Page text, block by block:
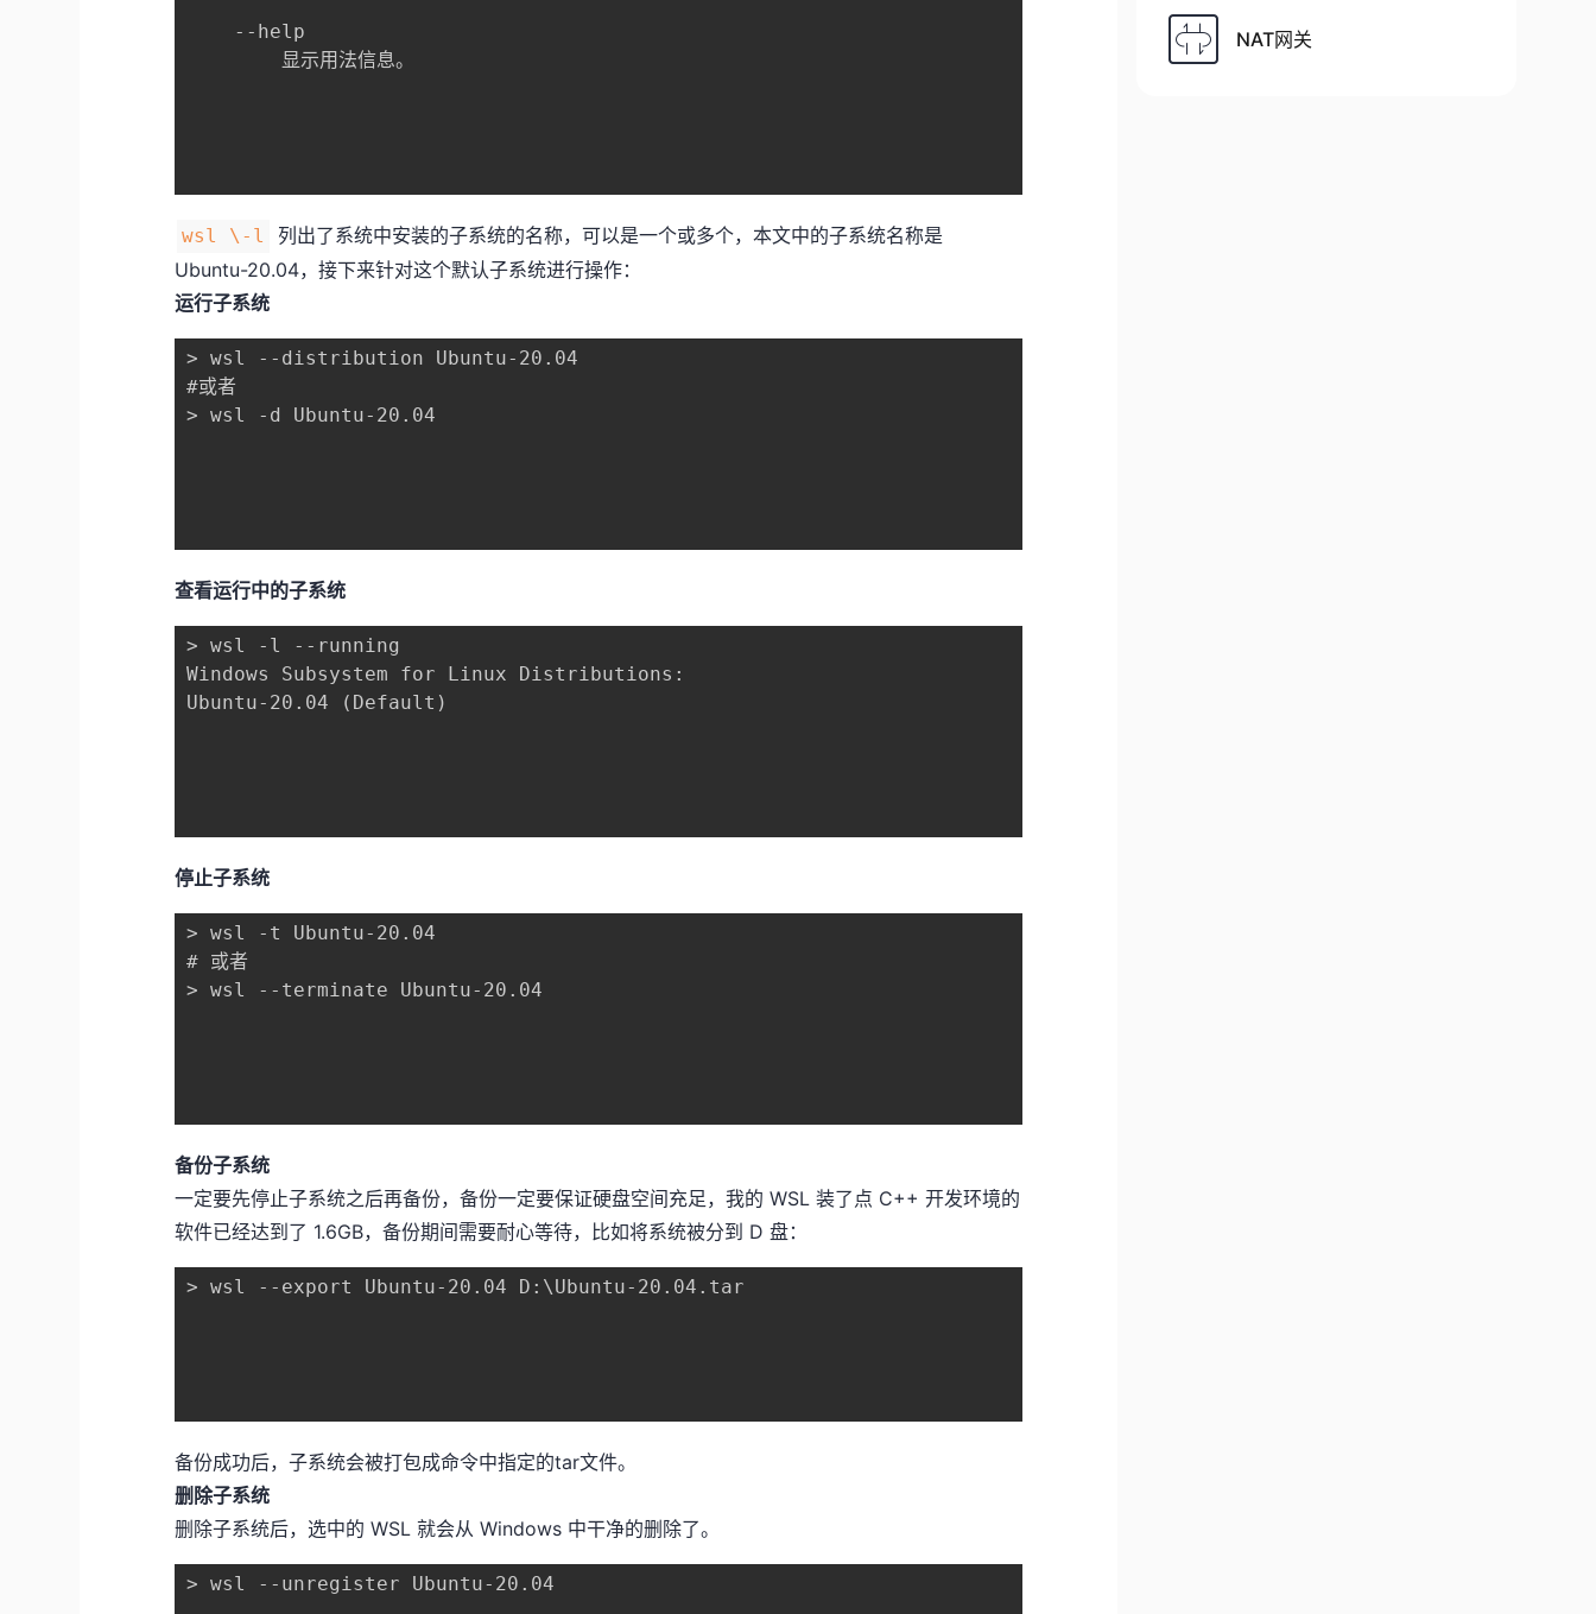
    --help
        显示用法信息。
wsl \-l
列出了系统中安装的子系统的名称，可以是一个或多个，本文中的子系统名称是
Ubuntu-20.04，接下来针对这个默认子系统进行操作：
运行子系统
> wsl --distribution Ubuntu-20.04
#或者
> wsl -d Ubuntu-20.04
查看运行中的子系统
> wsl -l --running
Windows Subsystem for Linux Distributions:
Ubuntu-20.04 (Default)
停止子系统
> wsl -t Ubuntu-20.04
# 或者
> wsl --terminate Ubuntu-20.04
备份子系统
一定要先停止子系统之后再备份，备份一定要保证硬盘空间充足，我的 WSL 装了点 C++ 开发环境的
软件已经达到了 1.6GB，备份期间需要耐心等待，比如将系统被分到 D 盘：
> wsl --export Ubuntu-20.04 D:\Ubuntu-20.04.tar
备份成功后，子系统会被打包成命令中指定的tar文件。
删除子系统
删除子系统后，选中的 WSL 就会从 Windows 中干净的删除了。
> wsl --unregister Ubuntu-20.04
NAT网关